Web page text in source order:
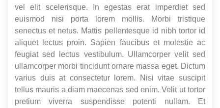
vel elit scelerisque. In egestas erat imperdiet sed
euismod nisi porta lorem mollis. Morbi tristique
senectus et netus. Mattis pellentesque id nibh tortor id
aliquet lectus proin. Sapien faucibus et molestie ac
feugiat sed lectus vestibulum. Ullamcorper velit sed
ullamcorper morbi tincidunt ornare massa eget. Dictum
varius duis at consectetur lorem. Nisi vitae suscipit
tellus mauris a diam maecenas sed enim. Velit ut tortor
pretium viverra suspendisse potenti nullam. Et